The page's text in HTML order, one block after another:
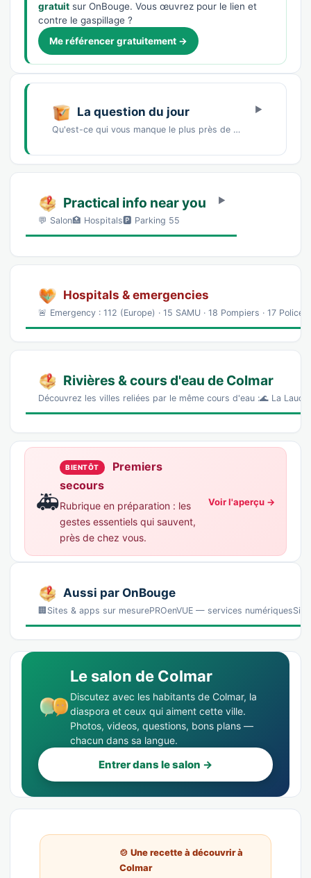
gratuit sur OnBouge. Vous œuvrez pour le lien et
contre le gaspillage ?
Me référencer gratuitement →
La question du jour
Qu'est-ce qui vous manque le plus près de chez vous ?Un marché de producteursDes commerces…
Practical info near you
💬 Salon🏥 Hospitals🅿️ Parking 55
Hospitals & emergencies
🚨 Emergency : 112 (Europe) · 15 SAMU · 18 Pompiers · 17
Rivières & cours d'eau de Colmar
Découvrez les villes reliées par le même cours d'eau :🌊 La
🚑
BIENTÔT
Premiers
secours
Rubrique en préparation : les
gestes essentiels qui sauvent,
près de chez vous.
Voir l'aperçu →
Aussi par OnBouge
🏢Sites & apps sur mesurePROenVUE — services
Le salon de Colmar
Discutez avec les habitants de Colmar, la
diaspora et ceux qui aiment cette ville.
Photos, videos, questions, bons plans —
chacun dans sa langue.
Entrer dans le salon →
🍲 Une recette à découvrir à
Colmar